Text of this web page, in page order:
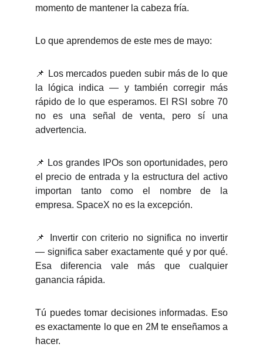
momento de mantener la cabeza fría.
Lo que aprendemos de este mes de mayo:
📌 Los mercados pueden subir más de lo que
la lógica indica — y también corregir más
rápido de lo que esperamos. El RSI sobre 70
no es una señal de venta, pero sí una
advertencia.
📌 Los grandes IPOs son oportunidades, pero
el precio de entrada y la estructura del activo
importan tanto como el nombre de la
empresa. SpaceX no es la excepción.
📌 Invertir con criterio no significa no invertir
— significa saber exactamente qué y por qué.
Esa diferencia vale más que cualquier
ganancia rápida.
Tú puedes tomar decisiones informadas. Eso
es exactamente lo que en 2M te enseñamos a
hacer.